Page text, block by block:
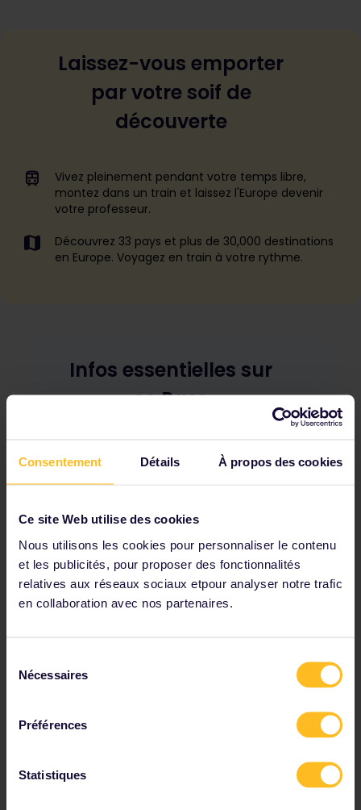
Consentement Détails À propos des cookies
Ce site Web utilise des cookies
Nous utilisons les cookies pour personnaliser le contenu
et les publicités, pour proposer des fonctionnalités
relatives aux réseaux sociaux etpour analyser notre trafic
en collaboration avec nos partenaires.
Nécessaires
Préférences
Statistiques
Laissez-vous emporter
par votre soif de
découverte
Vivez pleinement pendant votre temps libre,
montez dans un train et laissez l'Europe devenir
votre professeur.
Découvrez 33 pays et plus de 30,000 destinations
en Europe. Voyagez en train à votre rythme.
Infos essentielles sur
ce Pass
Le Pass Interrail Erasmus+ est un pass
qui vous permet de voyager sur les
réseaux ferroviaires européens
jour de voyage. Le Pass peut comporter
utiliser dans les 6 mois.
Avec le Pass, vous pouvez voyager en
toute flexibilité dans jusqu’à 33 pays
d’Europe: réservez une place dans les
modifiant vos projets de voyage en
Comment utiliser le Pass Interrail